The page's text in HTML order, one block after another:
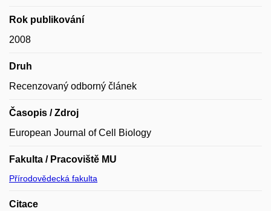
Rok publikování
2008
Druh
Recenzovaný odborný článek
Časopis / Zdroj
European Journal of Cell Biology
Fakulta / Pracoviště MU
Přírodovědecká fakulta
Citace